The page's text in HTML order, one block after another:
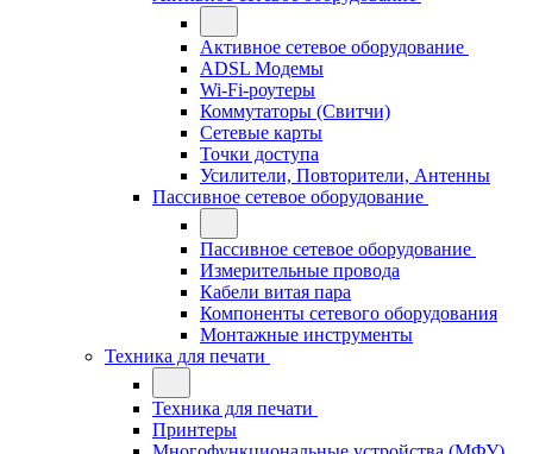
Активное сетевое оборудование
ADSL Модемы
Wi-Fi-роутеры
Коммутаторы (Свитчи)
Сетевые карты
Точки доступа
Усилители, Повторители, Антенны
Пассивное сетевое оборудование
Пассивное сетевое оборудование
Измерительные провода
Кабели витая пара
Компоненты сетевого оборудования
Монтажные инструменты
Техника для печати
Техника для печати
Принтеры